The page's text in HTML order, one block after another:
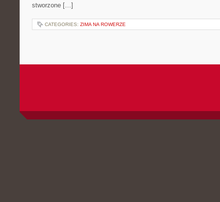
stworzone […]
CATEGORIES: ZIMA NA ROWERZE